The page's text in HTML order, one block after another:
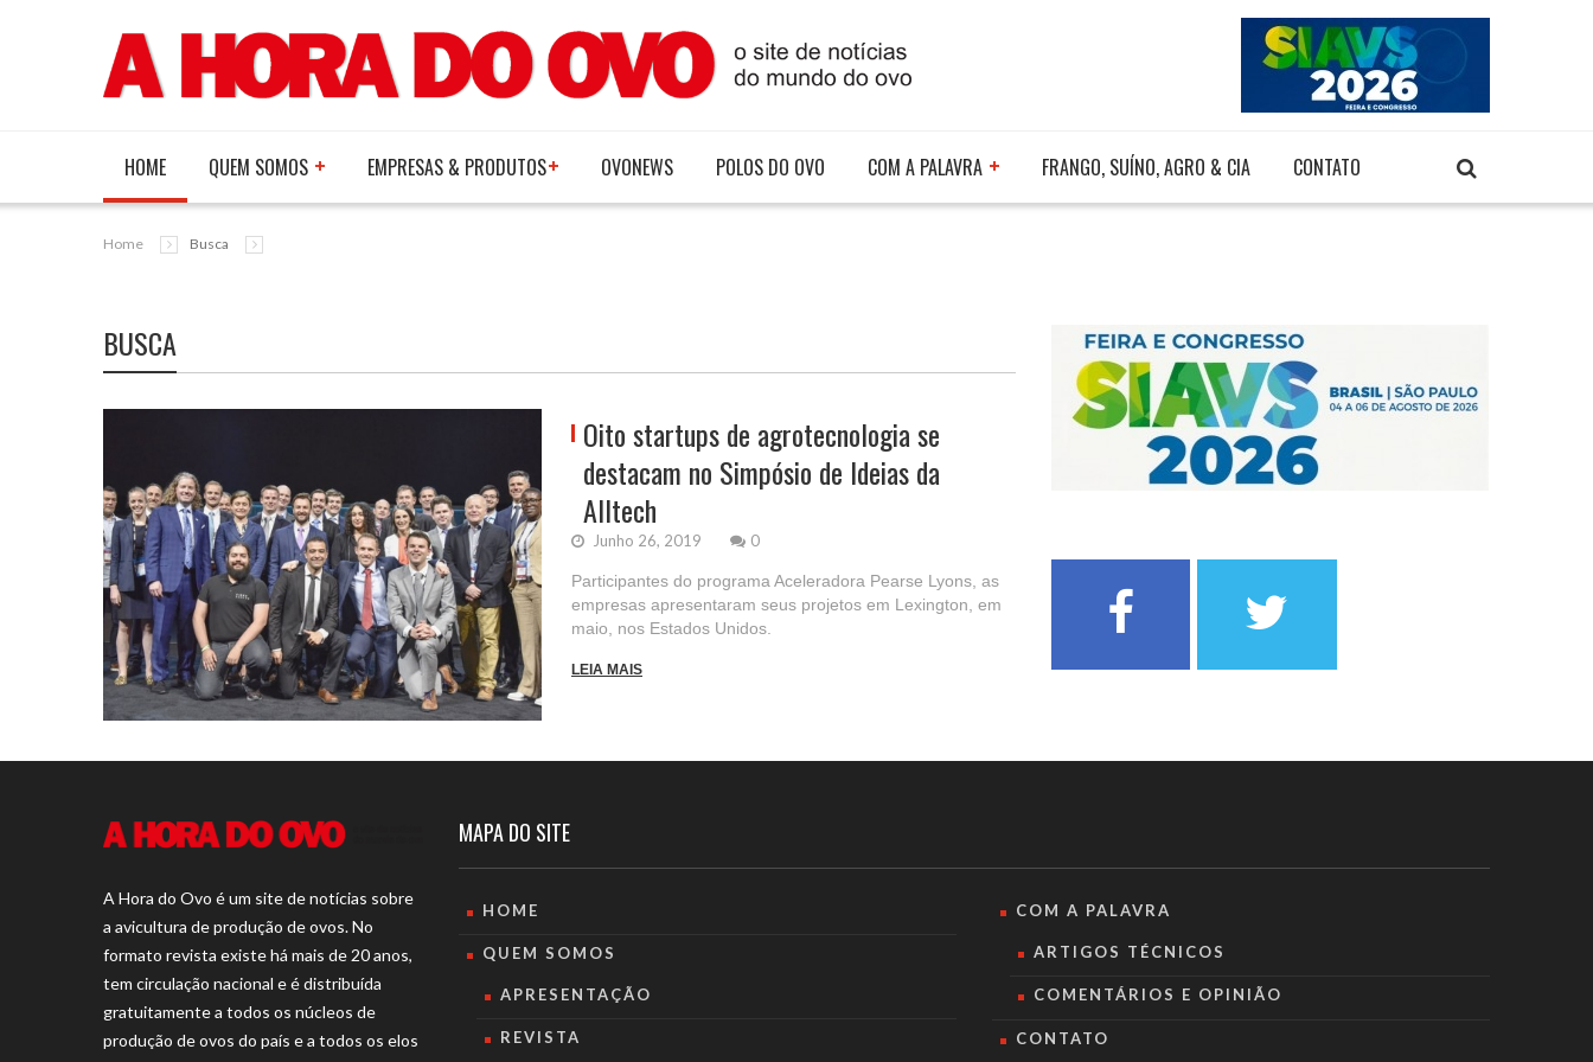
HOME QUEM SOMOS EMPRESAS & PRODUTOS OVONEWS POLOS DO OVO COM A PALAVRA FRANGO, SUÍNO, AGRO & CIA CONTATO
Home Busca
BUSCA
Oito startups de agrotecnologia se
destacam no Simpósio de Ideias da
Alltech
Junho 26, 2019 0
Participantes do programa Aceleradora Pearse Lyons, as
empresas apresentaram seus projetos em Lexington, em
maio, nos Estados Unidos.
LEIA MAIS
A Hora do Ovo é um site de notícias sobre
a avicultura de produção de ovos. No
formato revista existe há mais de 20 anos,
tem circulação nacional e é distribuída
gratuitamente a todos os núcleos de
produção de ovos do país e a todos os elos
MAPA DO SITE
HOME
QUEM SOMOS
APRESENTAÇÃO
REVISTA
COM A PALAVRA
ARTIGOS TÉCNICOS
COMENTÁRIOS E OPINIÃO
CONTATO